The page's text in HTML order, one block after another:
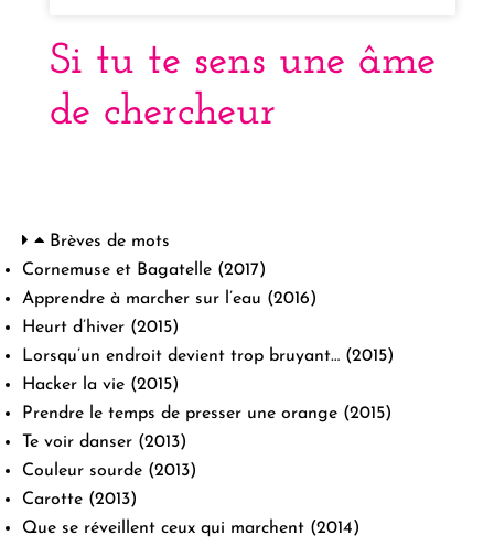
Si tu te sens une âme
de chercheur
Brèves de mots
Cornemuse et Bagatelle (2017)
Apprendre à marcher sur l’eau (2016)
Heurt d’hiver (2015)
Lorsqu’un endroit devient trop bruyant… (2015)
Hacker la vie (2015)
Prendre le temps de presser une orange (2015)
Te voir danser (2013)
Couleur sourde (2013)
Carotte (2013)
Que se réveillent ceux qui marchent (2014)